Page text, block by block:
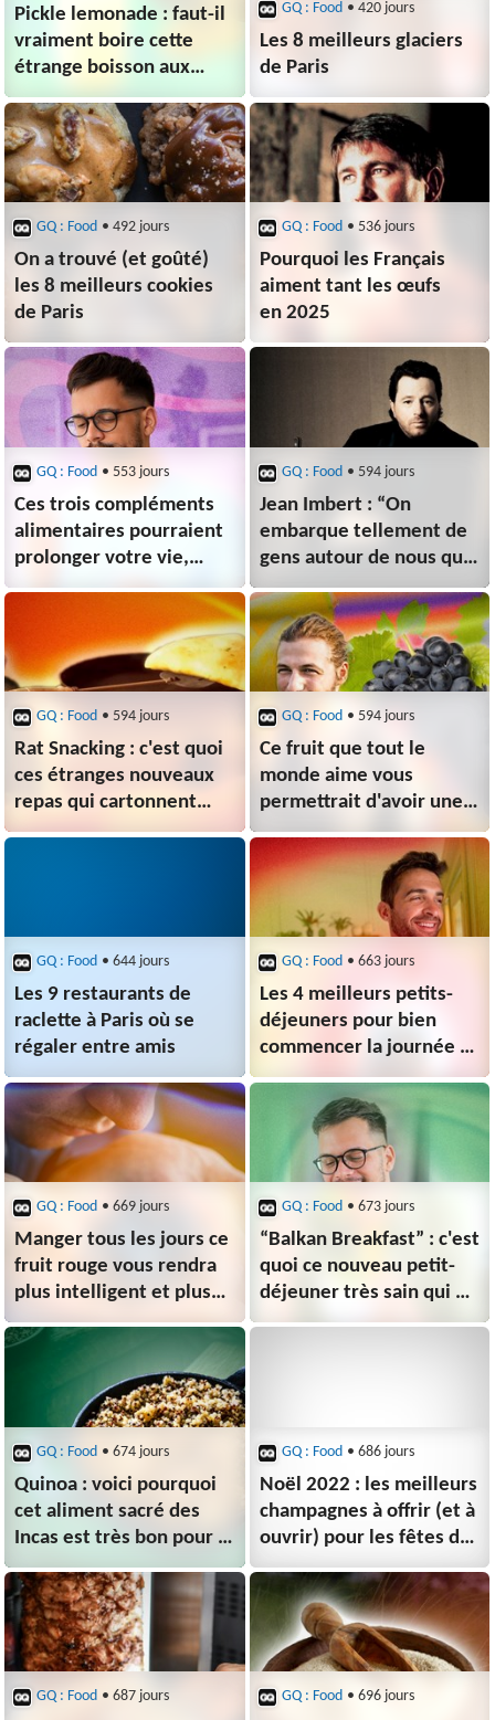
Pickle lemonade : faut-il
vraiment boire cette
étrange boisson aux
cornichons adorée des
Américains ?
GQ : Food • 420 jours
Les 8 meilleurs glaciers
de Paris
GQ : Food • 492 jours
On a trouvé (et goûté)
les 8 meilleurs cookies
de Paris
GQ : Food • 536 jours
Pourquoi les Français
aiment tant les œufs
en 2025
GQ : Food • 553 jours
Ces trois compléments
alimentaires pourraient
prolonger votre vie,
selon Harvard
GQ : Food • 594 jours
Jean Imbert : “On
embarque tellement de
gens autour de nous que
si on est dans sa tour
d’ivoire, ça explose en
deux semaines”
GQ : Food • 594 jours
Rat Snacking : c'est quoi
ces étranges nouveaux
repas qui cartonnent
chez les jeunes ?
GQ : Food • 594 jours
Ce fruit que tout le
monde aime vous
permettrait d'avoir une
meilleure vue, même
en vieillissant
GQ : Food • 644 jours
Les 9 restaurants de
raclette à Paris où se
régaler entre amis
GQ : Food • 663 jours
Les 4 meilleurs petits-
déjeuners pour bien
commencer la journée et
être en bonne santé
GQ : Food • 669 jours
Manger tous les jours ce
fruit rouge vous rendra
plus intelligent et plus
performant dans la vie
GQ : Food • 673 jours
“Balkan Breakfast” : c'est
quoi ce nouveau petit-
déjeuner très sain qui va
booster toute votre
GQ : Food • 674 jours
Quinoa : voici pourquoi
cet aliment sacré des
Incas est très bon pour la
santé et rend
plus heureux
GQ : Food • 686 jours
Noël 2022 : les meilleurs
champagnes à offrir (et à
ouvrir) pour les fêtes de
fin d'année
GQ : Food • 687 jours GQ : Food • 696 jours